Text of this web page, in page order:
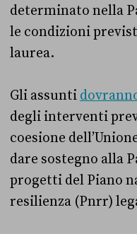
determinato nella
le condizioni
laurea.
Gli assunti
degli interventi
coesione
dare sostegno alla
progetti del Piano
resilienza (Pnrr)